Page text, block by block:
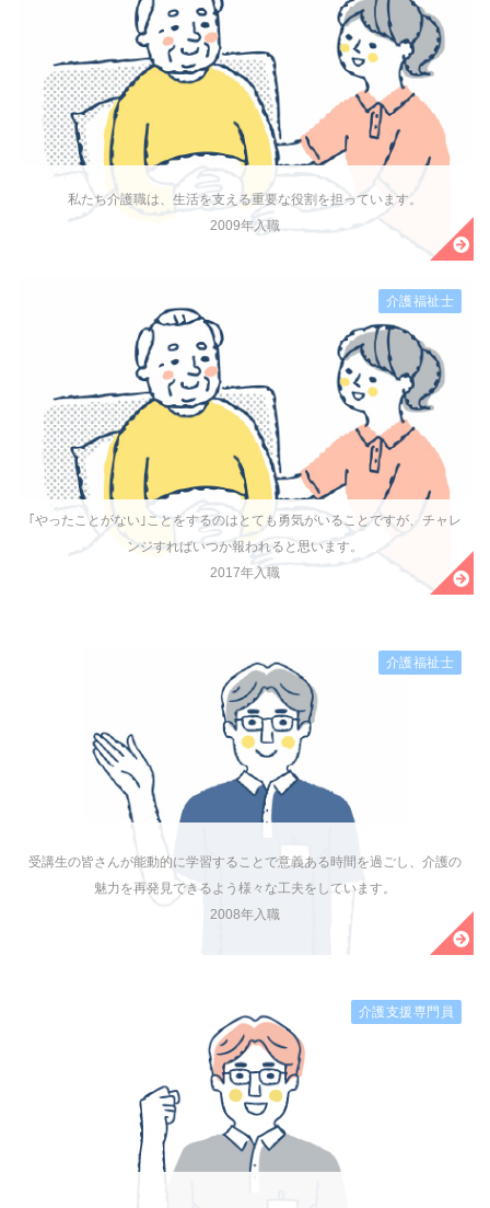
私たち介護職は、生活を支える重要な役割を担っています。
2009年入職
｢やったことがない｣ことをするのはとても勇気がいることですが、チャレ
ンジすればいつか報われると思います。
2017年入職
介護福祉士
受講生の皆さんが能動的に学習することで意義ある時間を過ごし、介護の
魅力を再発見できるよう様々な工夫をしています。
2008年入職
介護福祉士
介護支援専門員